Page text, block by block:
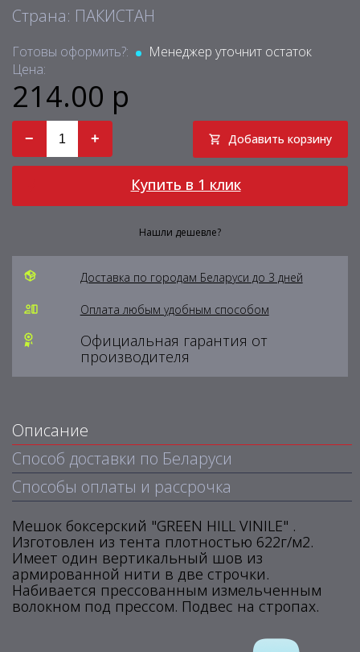
Страна: ПАКИСТАН
Готовы оформить?:
Менеджер уточнит остаток
Цена:
214.00 р
− + Добавить корзину
Купить в 1 клик
Нашли дешевле?
Доставка по городам Беларуси до 3 дней
Оплата любым удобным способом
Официальная гарантия от
производителя
Описание
Способ доставки по Беларуси
Способы оплаты и рассрочка
Мешок боксерский "GREEN HILL VINILE" .
Изготовлен из тента плотностью 622г/м2.
Имеет один вертикальный шов из
армированной нити в две строчки.
Набивается прессованным измельченным
волокном под прессом. Подвес на стропах.